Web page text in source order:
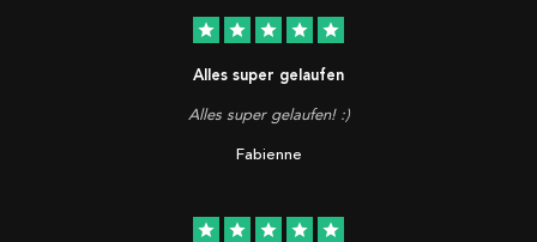
star star star star star
Alles super gelaufen
Alles super gelaufen! :)
Fabienne
star star star star star